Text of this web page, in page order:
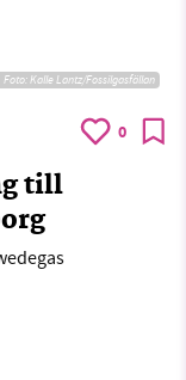
Foto:Kalle Lantz/Fossilgasfällan
0
till